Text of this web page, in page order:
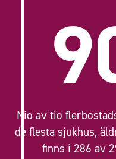
Nio av tio
de flesta sjukhus,
finns i 286 av